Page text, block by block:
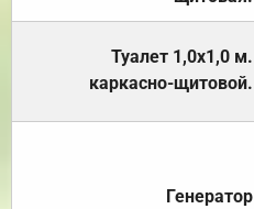
Туалет 1,0х1,0 м.
каркасно-щитовой.
Генератор